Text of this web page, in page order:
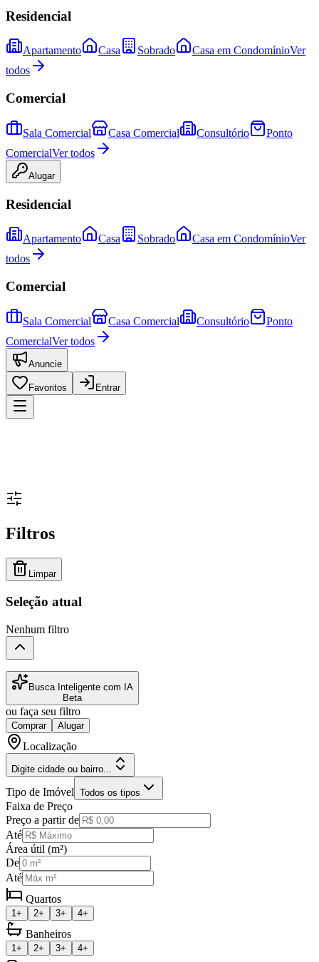
Residencial
Apartamento Casa Sobrado Casa em CondomínioVer
todos
Comercial
Sala Comercial Casa Comercial Consultório
Ponto
ComercialVer todos
Alugar
Residencial
Apartamento Casa Sobrado Casa em CondomínioVer
todos
Comercial
Sala Comercial Casa Comercial Consultório
Ponto
ComercialVer todos
Anuncie
Favoritos Entrar
Filtros
Limpar
Seleção atual
Nenhum filtro
Busca Inteligente com IA
Beta
ou faça seu filtro
Comprar Alugar
Localização
Digite cidade ou bairro...
Tipo de Imóvel Todos os tipos
Faixa de Preço
Preço a partir de
Até
Área útil (m²)
De
Até
Quartos
1+ 2+ 3+ 4+
Banheiros
1+ 2+ 3+ 4+